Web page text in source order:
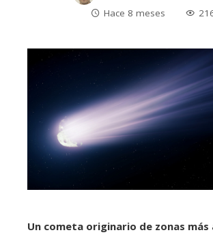
Hace 8 meses
Un cometa originario de zonas más